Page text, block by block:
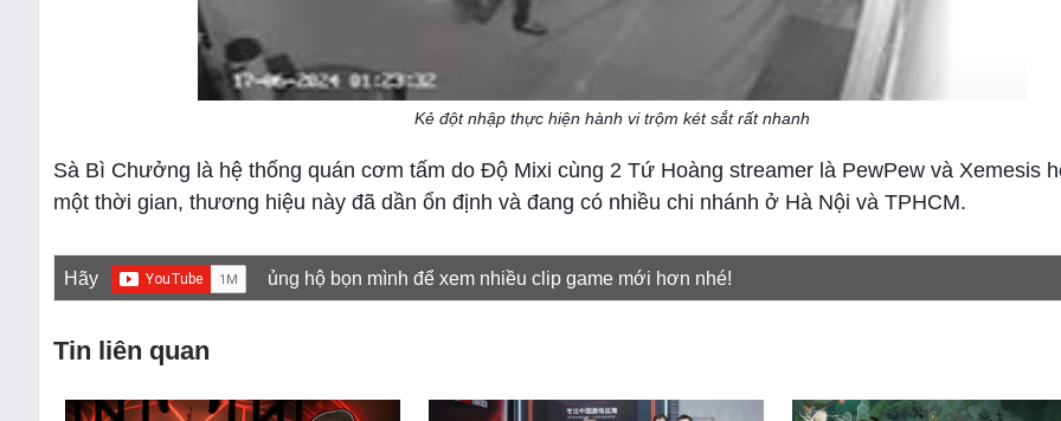
Kẻ đột nhập thực hiện hành vi trộm két sắt rất nhanh
Sà Bì Chưởng là hệ thống quán cơm tấm do Độ Mixi cùng 2 Tứ Hoàng streamer là PewPew và Xemesis
một thời gian, thương hiệu này đã dần ổn định và đang có nhiều chi nhánh ở Hà Nội và TPHCM.
Hãy ủng hộ bọn mình để xem nhiều clip game mới hơn nhé!
Tin liên quan